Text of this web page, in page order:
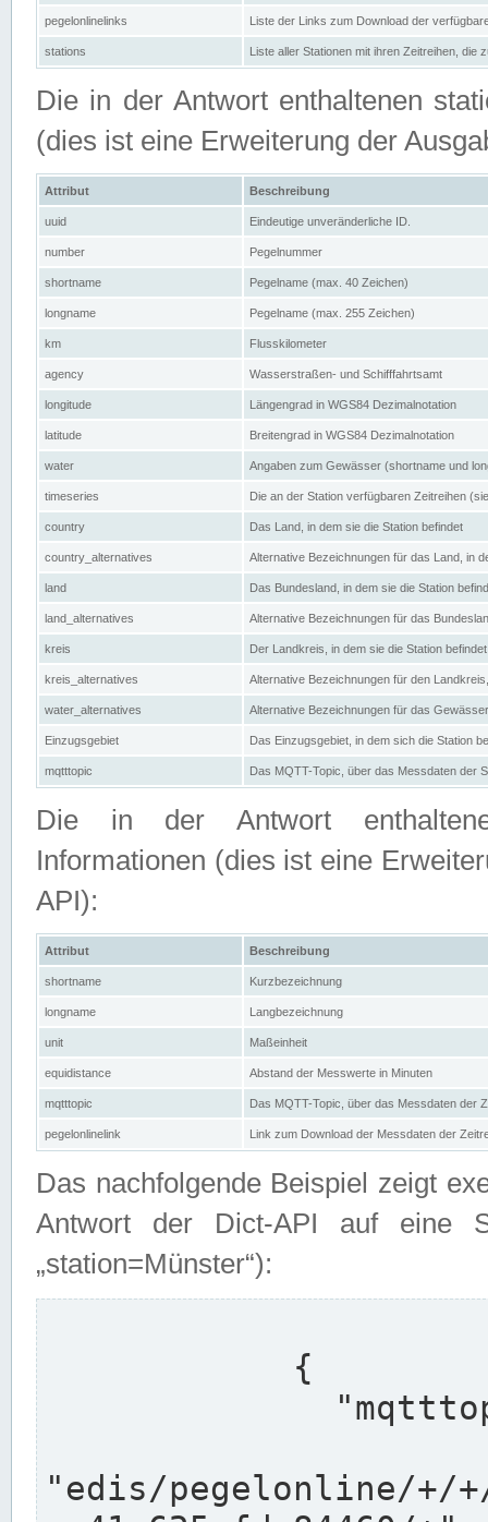
pegelonlinelinks Liste der Links zum Download der
stations Liste aller Stationen mit ihren Zeitreihen, die
Die in der Antwort enthaltenen
(dies ist eine Erweiterung der
Attribut Beschreibung
uuid Eindeutige unveränderliche ID.
number Pegelnummer
shortname Pegelname (max. 40 Zeichen)
longname Pegelname (max. 255 Zeichen)
km Flusskilometer
agency Wasserstraßen- und Schifffahrtsamt
longitude Längengrad in WGS84 Dezimalnotation
latitude Breitengrad in WGS84 Dezimalnotation
water Angaben zum Gewässer (shortname und
timeseries Die an der Station verfügbaren Zeitreihen
country Das Land, in dem sie die Station befindet
country_alternatives Alternative Bezeichnungen für das Land, in
land Das Bundesland, in dem sie die Station
land_alternatives Alternative Bezeichnungen für das
kreis Der Landkreis, in dem sie die Station befindet
kreis_alternatives Alternative Bezeichnungen für den
water_alternatives Alternative Bezeichnungen für das
Einzugsgebiet Das Einzugsgebiet, in dem sich die Station
mqtttopic Das MQTT-Topic, über das Messdaten der
Die in der Antwort
Informationen (dies ist eine
API):
Attribut Beschreibung
shortname Kurzbezeichnung
longname Langbezeichnung
unit Maßeinheit
equidistance Abstand der Messwerte in Minuten
mqtttopic Das MQTT-Topic, über das Messdaten der
pegelonlinelink Link zum Download der Messdaten der
Das nachfolgende Beispiel zeigt
Antwort der Dict-API auf eine
„station=Münster“):
"edis/pegelonline/+/